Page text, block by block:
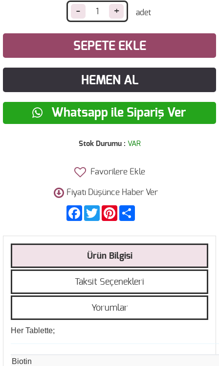
- +
SEPETE EKLE
HEMEN AL
Whatsapp ile Sipariş Ver
Stok Durumu : VAR
Favorilere Ekle
Fiyatı Düşünce Haber Ver
FacebookTwitter Pinterest
Ürün Bilgisi
Taksit Seçenekleri
Yorumlar
Her Tablette;
Biotin